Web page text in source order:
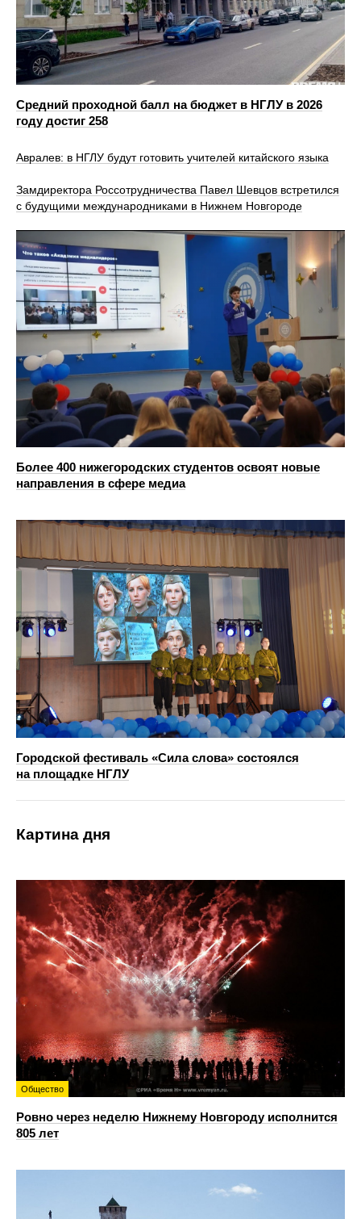
Средний проходной балл на бюджет в НГЛУ в 2026
году достиг 258
Авралев: в НГЛУ будут готовить учителей китайского языка
Замдиректора Россотрудничества Павел Шевцов встретился
с будущими международниками в Нижнем Новгороде
Более 400 нижегородских студентов освоят новые
направления в сфере медиа
Городской фестиваль «Сила слова» состоялся
на площадке НГЛУ
Картина дня
Общество
Ровно через неделю Нижнему Новгороду исполнится
805 лет